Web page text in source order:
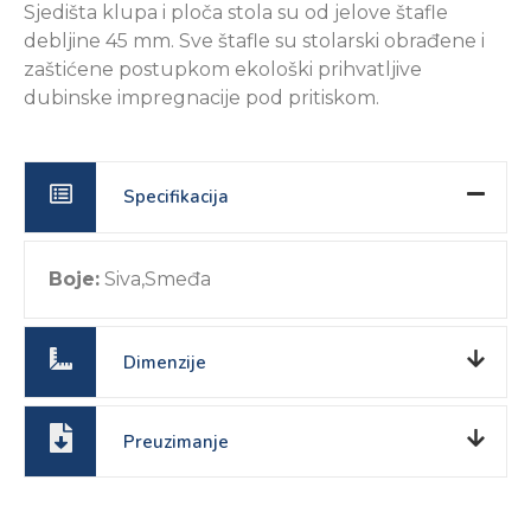
Sjedišta klupa i ploča stola su od jelove štafle
debljine 45 mm. Sve štafle su stolarski obrađene i
zaštićene postupkom ekološki prihvatljive
dubinske impregnacije pod pritiskom.
Specifikacija
Boje: Siva,Smeđa
Dimenzije
Preuzimanje